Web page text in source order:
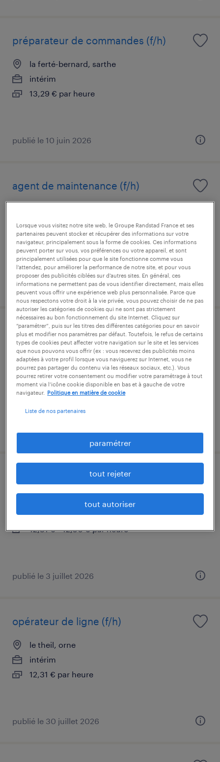
préparateur de commandes (f/h)
la ferté-bernard, sarthe
intérim
13,29 € par heure
publié le 10 juin 2026
agent de maintenance (f/h)
intérim
12,50 € par heure
publié le 11 juin 2026
fraiseur (f/h)
la ferté-bernard, sarthe
cdi
13,00 € - 16,00 € par heure
publié le 21 juillet 2026
conducteur de ligne (f/h)
intérim
12,31 € - 12,50 € par heure
publié le 3 juillet 2026
opérateur de ligne (f/h)
le theil, orne
intérim
12,31 € par heure
publié le 30 juillet 2026
Lorsque vous visitez notre site web, le Groupe Randstad France et ses
partenaires peuvent stocker et récupérer des informations sur votre
navigateur, principalement sous la forme de cookies. Ces informations
peuvent porter sur vous, vos préférences ou votre appareil, et sont
principalement utilisées pour que le site fonctionne comme vous
l’attendez, pour améliorer la performance de notre site, et pour vous
proposer des publicités ciblées sur d’autres sites. En général, ces
informations ne permettent pas de vous identifier directement, mais elles
peuvent vous offrir une expérience web plus personnalisée. Parce que
nous respectons votre droit à la vie privée, vous pouvez choisir de ne pas
autoriser les catégories de cookies qui ne sont pas strictement
nécessaires au bon fonctionnement du site Internet. Cliquez sur
“paramétrer”, puis sur les titres des différentes catégories pour en savoir
plus et modifier nos paramètres par défaut. Toutefois, le refus de certains
types de cookies peut affecter votre navigation sur le site et les services
que nous pouvons vous offrir (ex : vous recevrez des publicités moins
adaptées à votre profil lorsque vous naviguerez sur Internet, vous ne
pourrez pas partager du contenu via les réseaux sociaux, etc.). Vous
pourrez retirer votre consentement ou modifier votre paramétrage à tout
moment via l’icône cookie disponible en bas et à gauche de votre
navigateur.
Politique en matière de cookie
Liste de nos partenaires
paramétrer
tout rejeter
tout autoriser